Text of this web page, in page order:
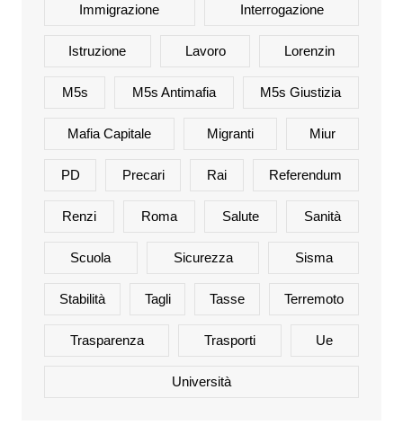
Immigrazione Interrogazione
Istruzione Lavoro Lorenzin
M5s M5s Antimafia M5s Giustizia
Mafia Capitale Migranti Miur
PD Precari Rai Referendum
Renzi Roma Salute Sanità
Scuola Sicurezza Sisma
Stabilità Tagli Tasse Terremoto
Trasparenza Trasporti Ue
Università